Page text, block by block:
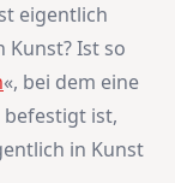
eigentlich
Kunst? Ist so
«, bei dem eine
befestigt ist,
in Kunst